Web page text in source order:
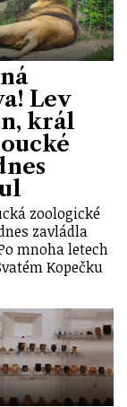
Lev
král
zoologické
zavládla
mnoha letech
Kopečku